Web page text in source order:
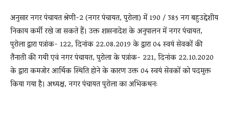
अनुसार नगर पंचायत श्रेणी-2 (नगर पंचायत, पुरोला) में 190 / 385 नग बहुउद्देशीय
निकाय कर्मी रखे जा सकते हैं। उक्त शासनादेश के अनुपालन में नगर पंचायत,
पुरोला द्वारा पत्रांक- 122, दिनांक 22.08.2019 के द्वारा 04 स्वयं सेवकों की
तैनाती की गयी एवं नगर पंचायत, पुरोला के पत्रांक- 221, दिनांक 22.10.2020
के द्वारा कमजोर आर्थिक स्थिति होने के कारण उक्त 04 स्वयं सेवकों को पदमुक्त
किया गया है। अध्यक्ष, नगर पंचायत पुरोला का अभिकथनः